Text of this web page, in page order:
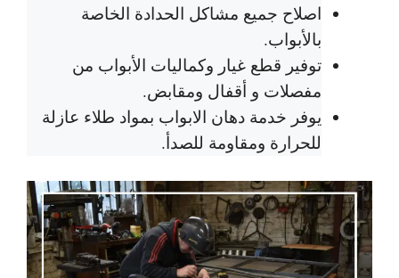
اصلاح جميع مشاكل الحدادة الخاصة
بالأبواب.
توفير قطع غيار وكماليات الأبواب من
مفصلات و أقفال ومقابض.
يوفر خدمة دهان الابواب بمواد طلاء عازلة
للحرارة ومقاومة للصدأ.